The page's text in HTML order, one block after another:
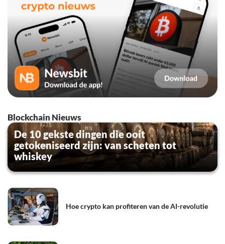
Blockchain Nieuws
De 10 gekste dingen die ooit
getokeniseerd zijn: van scheten tot
whiskey
Hoe crypto kan profiteren van de AI-revolutie